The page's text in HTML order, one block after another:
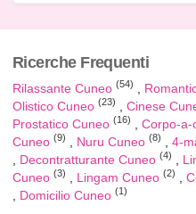
Ricerche Frequenti
Rilassante Cuneo (54)
Olistico Cuneo (23) Cinese
Prostatico Cuneo (16) Corpo-a-
Cuneo (9) Nuru Cuneo (8) 4-
Decontratturante Cuneo (4)
Cuneo (3) Lingam Cuneo (2)
Domicilio Cuneo (1)